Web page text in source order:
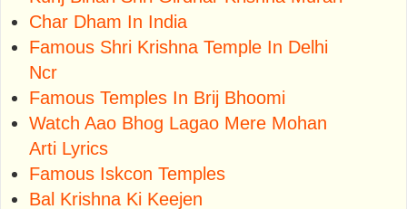
Char Dham In India
Famous Shri Krishna Temple In Delhi
Ncr
Famous Temples In Brij Bhoomi
Watch Aao Bhog Lagao Mere Mohan
Arti Lyrics
Famous Iskcon Temples
Bal Krishna Ki Keejen